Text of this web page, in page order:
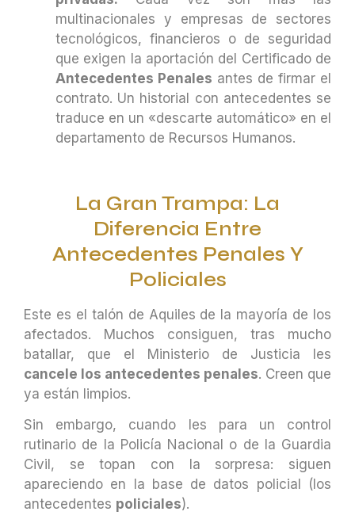
multinacionales y empresas de sectores
tecnológicos, financieros o de seguridad
que exigen la aportación del Certificado de
Antecedentes Penales antes de firmar el
contrato. Un historial con antecedentes se
traduce en un «descarte automático» en el
departamento de Recursos Humanos.
La Gran Trampa: La
Diferencia Entre
Antecedentes Penales Y
Policiales
Este es el talón de Aquiles de la mayoría de los
afectados. Muchos consiguen, tras mucho
batallar, que el Ministerio de Justicia les
cancele los antecedentes penales. Creen que
ya están limpios.
Sin embargo, cuando les para un control
rutinario de la Policía Nacional o de la Guardia
Civil, se topan con la sorpresa: siguen
apareciendo en la base de datos policial (los
antecedentes policiales).